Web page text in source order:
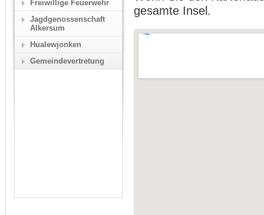
gesamte Insel.
Freiwillige Feuerwehr
Jagdgenossenschaft
Alkersum
Hualewjonken
Gemeindevertretung